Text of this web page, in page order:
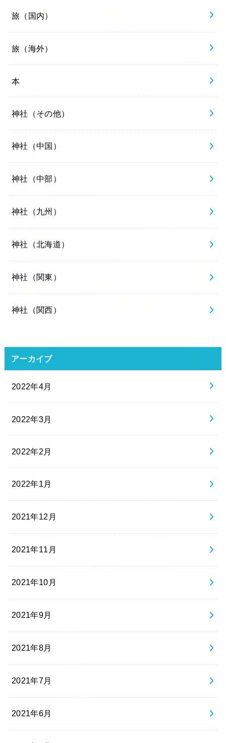
旅（国内）
旅（海外）
本
神社（その他）
神社（中国）
神社（中部）
神社（九州）
神社（北海道）
神社（関東）
神社（関西）
アーカイブ
2022年4月
2022年3月
2022年2月
2022年1月
2021年12月
2021年11月
2021年10月
2021年9月
2021年8月
2021年7月
2021年6月